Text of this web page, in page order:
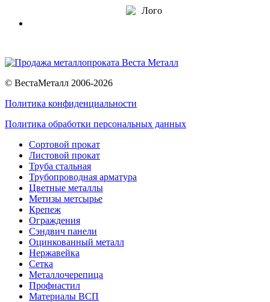
© ВестаМеталл 2006-2026
Политика конфиденциальности
Политика обработки персональных данных
Сортовой прокат
Листовой прокат
Труба стальная
Трубопроводная арматура
Цветные металлы
Метизы метсырье
Крепеж
Ограждения
Сэндвич панели
Оцинкованный металл
Нержавейка
Сетка
Металлочерепица
Профнастил
Материалы ВСП